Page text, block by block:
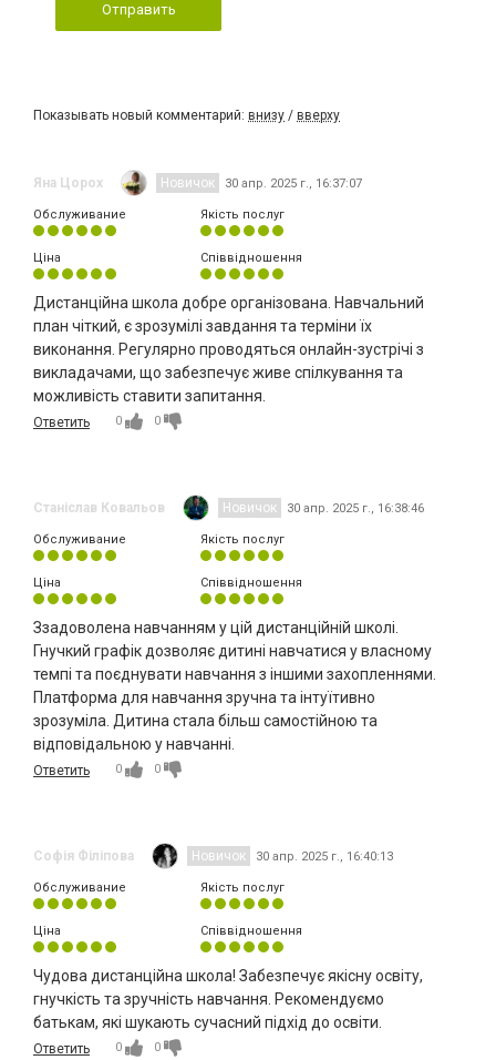
Отправить
Показывать новый комментарий: внизу / вверху
Яна Цорох Новичок 30 апр. 2025 г., 16:37:07
Обслуживание Якість послуг
Ціна Співвідношення
Дистанційна школа добре організована. Навчальний
план чіткий, є зрозумілі завдання та терміни їх
виконання. Регулярно проводяться онлайн-зустрічі з
викладачами, що забезпечує живе спілкування та
можливість ставити запитання.
Ответить 0 0
Станіслав Ковальов Новичок 30 апр. 2025 г., 16:38:46
Обслуживание Якість послуг
Ціна Співвідношення
Ззадоволена навчанням у цій дистанційній школі.
Гнучкий графік дозволяє дитині навчатися у власному
темпі та поєднувати навчання з іншими захопленнями.
Платформа для навчання зручна та інтуїтивно
зрозуміла. Дитина стала більш самостійною та
відповідальною у навчанні.
Ответить 0 0
Софія Філіпова Новичок 30 апр. 2025 г., 16:40:13
Обслуживание Якість послуг
Ціна Співвідношення
Чудова дистанційна школа! Забезпечує якісну освіту,
гнучкість та зручність навчання. Рекомендуємо
батькам, які шукають сучасний підхід до освіти.
Ответить 0 0